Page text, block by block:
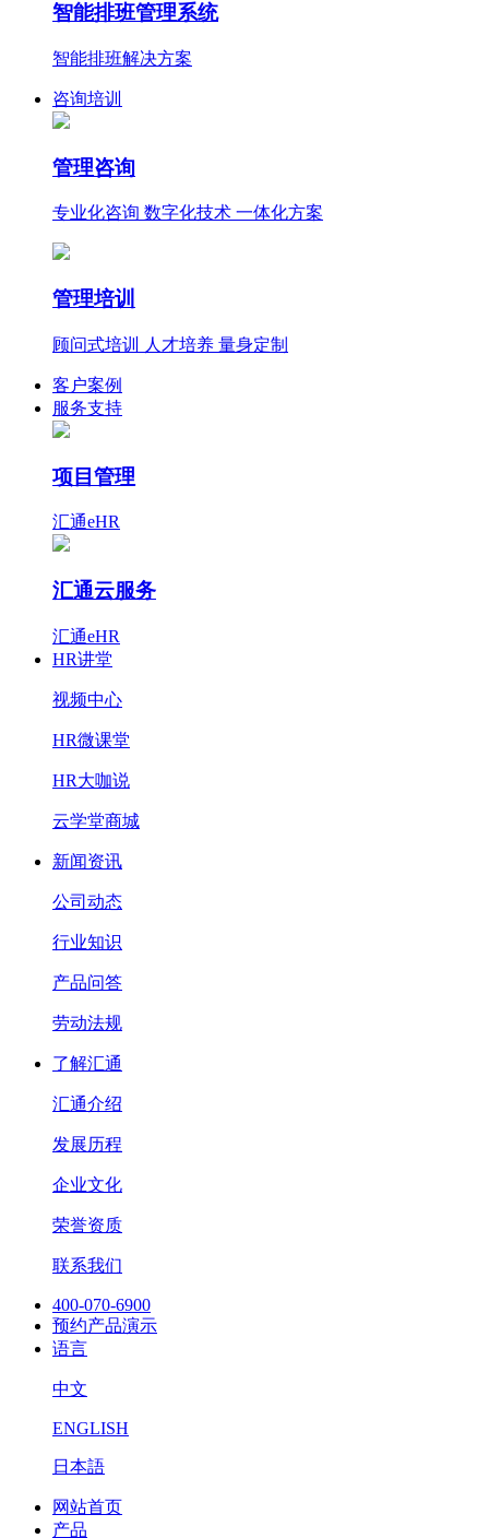
智能排班管理系统
智能排班解决方案
咨询培训
管理咨询
专业化咨询 数字化技术 一体化方案
管理培训
顾问式培训 人才培养 量身定制
客户案例
服务支持
项目管理
汇通eHR
汇通云服务
汇通eHR
HR讲堂
视频中心
HR微课堂
HR大咖说
云学堂商城
新闻资讯
公司动态
行业知识
产品问答
劳动法规
了解汇通
汇通介绍
发展历程
企业文化
荣誉资质
联系我们
400-070-6900
预约产品演示
语言
中文
ENGLISH
日本語
网站首页
产品